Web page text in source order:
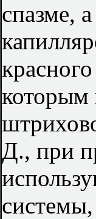
спазме,
которым
Д., при